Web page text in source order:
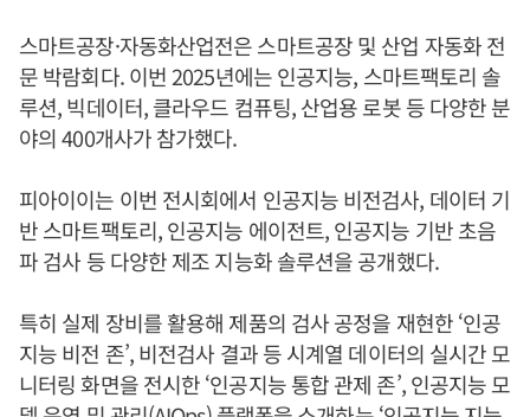
스마트공장·자동화산업전은 스마트공장 및 산업 자동화 전
문 박람회다. 이번 2025년에는 인공지능, 스마트팩토리 솔
루션, 빅데이터, 클라우드 컴퓨팅, 산업용 로봇 등 다양한 분
야의 400개사가 참가했다.
피아이이는 이번 전시회에서 인공지능 비전검사, 데이터 기
반 스마트팩토리, 인공지능 에이전트, 인공지능 기반 초음
파 검사 등 다양한 제조 지능화 솔루션을 공개했다.
특히 실제 장비를 활용해 제품의 검사 공정을 재현한 ‘인공
지능 비전 존’, 비전검사 결과 등 시계열 데이터의 실시간 모
니터링 화면을 전시한 ‘인공지능 통합 관제 존’, 인공지능 모